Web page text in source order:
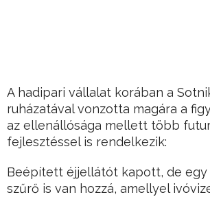
A hadipari vállalat korában a
ruházatával vonzotta magára a
az ellenállósága mellett több
fejlesztéssel is rendelkezik:
Beépített éjjellátót kapott, de egy
szűrő is van hozzá, amellyel